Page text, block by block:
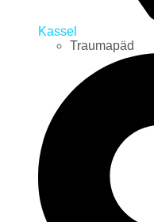
Kassel
Traumapäd